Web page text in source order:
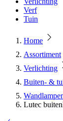
Verf
Tuin
Home
Assortiment
Verlichting
Buiten- &
Lutec